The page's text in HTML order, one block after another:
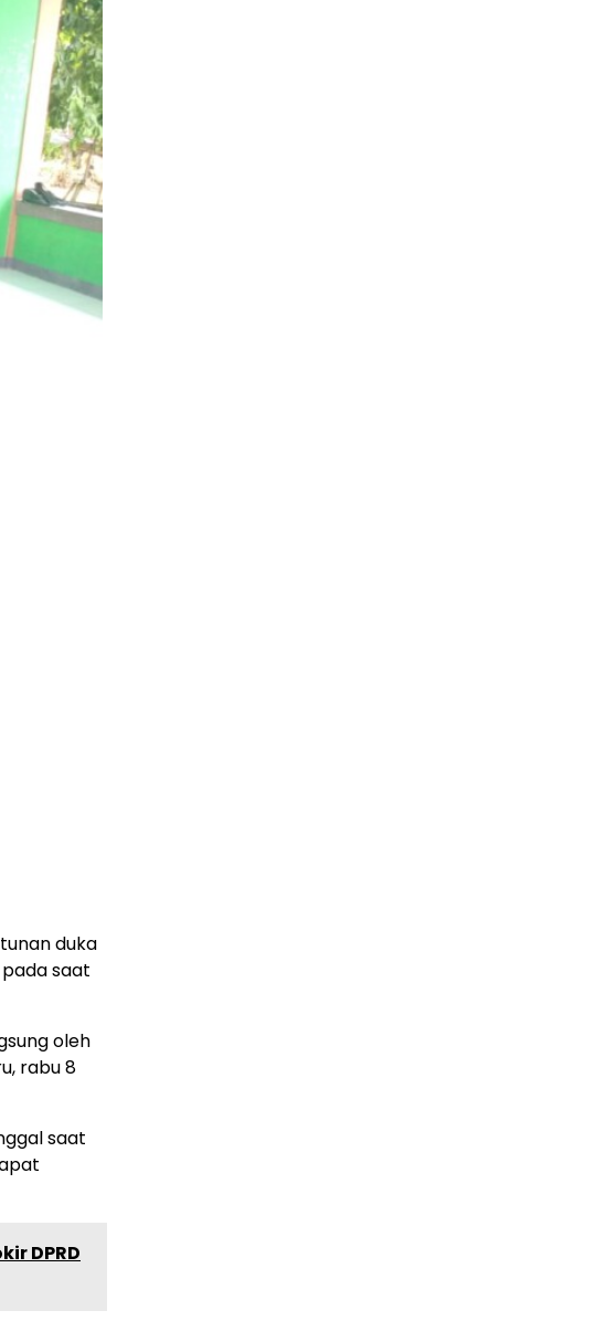
duka
saat
oleh
rabu 8
saat
DPRD